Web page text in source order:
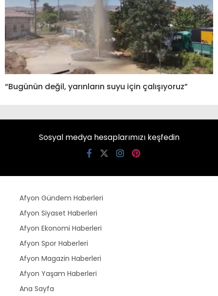
“Bugünün değil, yarınların suyu için çalışıyoruz”
Sosyal medya hesaplarımızı keşfedin
Afyon Gündem Haberleri
Afyon Siyaset Haberleri
Afyon Ekonomi Haberleri
Afyon Spor Haberleri
Afyon Magazin Haberleri
Afyon Yaşam Haberleri
Ana Sayfa